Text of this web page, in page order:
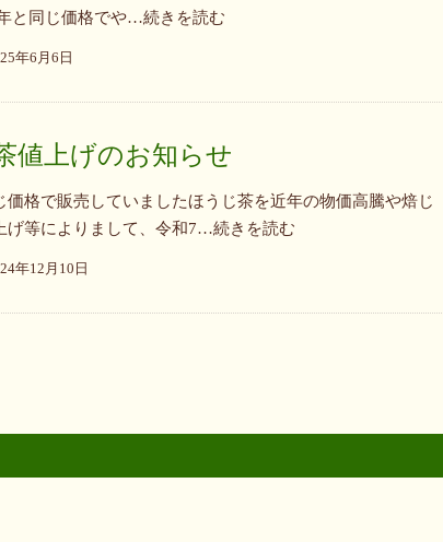
と同じ価格でや…続きを読む
年6月6日
値上げのお知らせ
価格で販売していましたほうじ茶を近年の物価高騰や焙じ
げ等によりまして、令和7…続きを読む
年12月10日